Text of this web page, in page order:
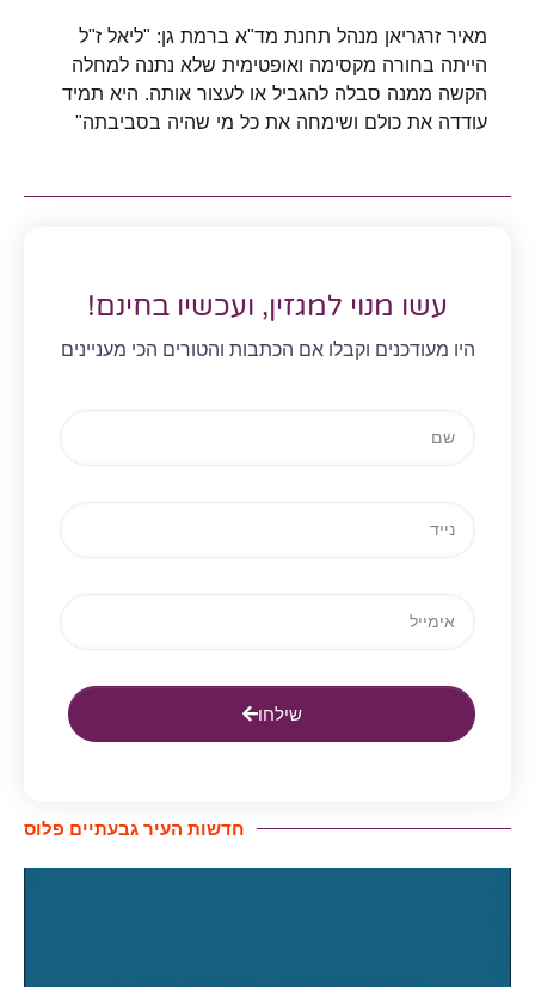
מאיר זרגריאן מנהל תחנת מד"א ברמת גן: "ליאל ז"ל
הייתה בחורה מקסימה ואופטימית שלא נתנה למחלה
הקשה ממנה סבלה להגביל או לעצור אותה. היא תמיד
עודדה את כולם ושימחה את כל מי שהיה בסביבתה"
עשו מנוי למגזין, ועכשיו בחינם!
היו מעודכנים וקבלו אם הכתבות והטורים הכי מעניינים
שילחו
חדשות העיר גבעתיים פלוס